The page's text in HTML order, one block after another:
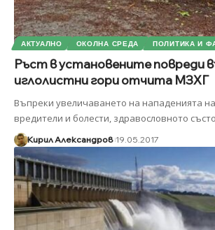
АКТУАЛНО ОКОЛНА СРЕДА ПОЛИТИКА И
Ръст в установените повреди
иглолистни гори отчита МЗХГ
Въпреки увеличаването на нападенията
вредители и болести, здравословното
Кирил Александров 19.05.2017